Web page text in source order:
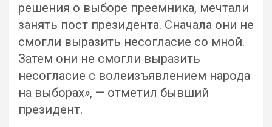
решения о выборе преемника, мечтали
занять пост президента. Сначала они не
смогли выразить несогласие со мной.
Затем они не смогли выразить
несогласие с волеизъявлением народа
на выборах», — отметил бывший
президент.